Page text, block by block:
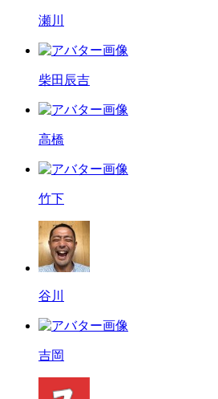
瀬川
柴田辰吉
高橋
竹下
谷川
吉岡